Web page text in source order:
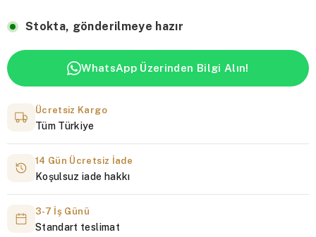
Stokta, gönderilmeye hazır
WhatsApp Üzerinden Bilgi Alın!
Ücretsiz Kargo
Tüm Türkiye
14 Gün Ücretsiz İade
Koşulsuz iade hakkı
3-7 İş Günü
Standart teslimat